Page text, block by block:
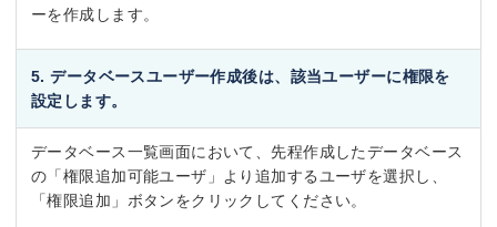
ーを作成します。
5. データベースユーザー作成後は、該当ユーザーに権限を
設定します。
データベース一覧画面において、先程作成したデータベース
の「権限追加可能ユーザ」より追加するユーザを選択し、
「権限追加」ボタンをクリックしてください。